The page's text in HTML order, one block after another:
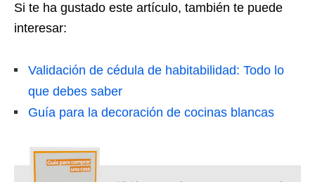
Si te ha gustado este artículo, también te puede
interesar:
Validación de cédula de habitabilidad: Todo lo
que debes saber
Guía para la decoración de cocinas blancas